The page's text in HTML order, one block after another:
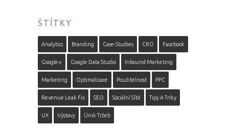
ŠTÍTKY
Analytics Branding Case-Studies CRO Facebook
Google+ Google Data Studio Inbound Marketing
Marketing Optimalizace Použitelnost PPC
Revenue Leak Fix SEO Sociální Sítě Tipy A Triky
UX Výstavy Únik Tržeb